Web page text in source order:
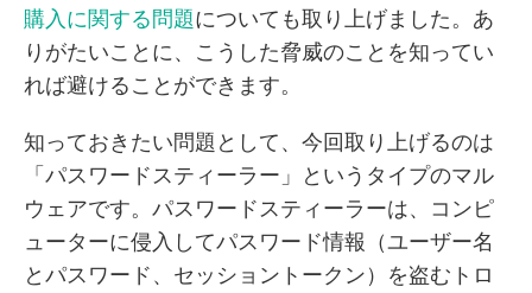
購入に関する問題についても取り上げました。あ
りがたいことに、こうした脅威のことを知ってい
れば避けることができます。
知っておきたい問題として、今回取り上げるのは
「パスワードスティーラー」というタイプのマル
ウェアです。パスワードスティーラーは、コンピ
ューターに侵入してパスワード情報（ユーザー名
とパスワード、セッショントークン）を盗むトロ